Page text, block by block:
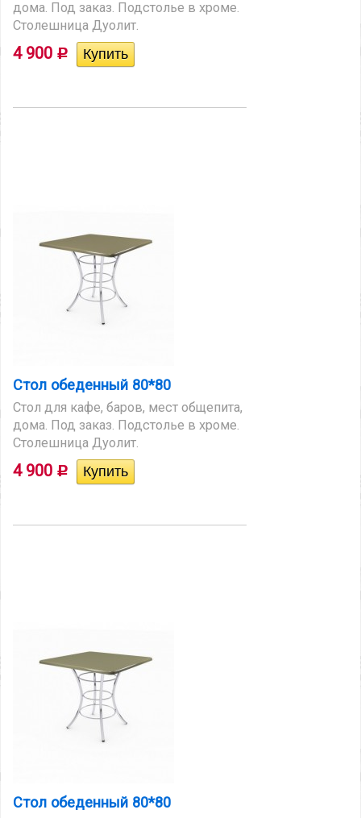
дома. Под заказ. Подстолье в хроме.
Столешница Дуолит.
4 900 Р
Стол обеденный 80*80
Стол для кафе, баров, мест общепита,
дома. Под заказ. Подстолье в хроме.
Столешница Дуолит.
4 900 Р
Стол обеденный 80*80